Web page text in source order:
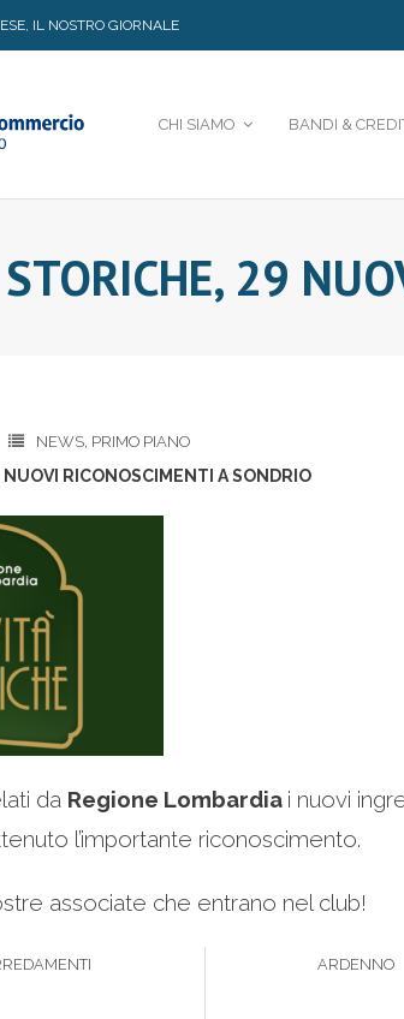
IL NOSTRO GIORNALE
CHI SIAMO BANDI &
29
NEWS, PRIMO PIANO
RICONOSCIMENTI A SONDRIO
da Regione Lombardia i nuovi
l’importante riconoscimento.
associate che entrano nel club!
ARDENNO